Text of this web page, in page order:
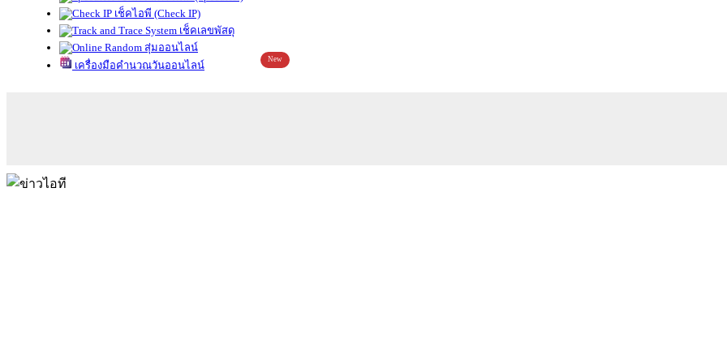
เช็คไอพี (Check IP)
เช็คเลขพัสดุ
สุ่มออนไลน์
เครื่องมือคำนวณวันออนไลน์
New